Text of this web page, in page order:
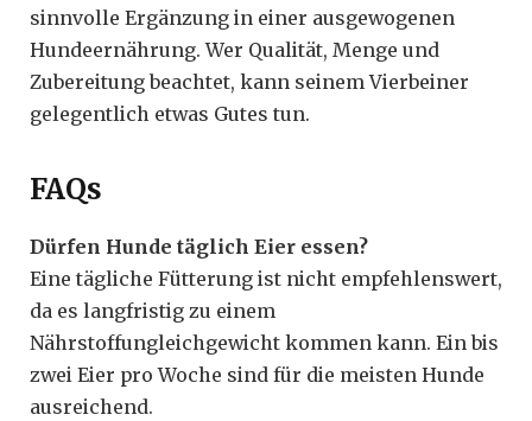
sinnvolle Ergänzung in einer ausgewogenen
Hundeernährung. Wer Qualität, Menge und
Zubereitung beachtet, kann seinem Vierbeiner
gelegentlich etwas Gutes tun.
FAQs
Dürfen Hunde täglich Eier essen?
Eine tägliche Fütterung ist nicht empfehlenswert,
da es langfristig zu einem
Nährstoffungleichgewicht kommen kann. Ein bis
zwei Eier pro Woche sind für die meisten Hunde
ausreichend.